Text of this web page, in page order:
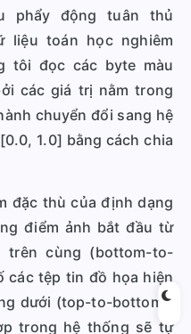
phẩy động tuân thủ
liệu toán học nghiêm
tôi đọc các byte màu
các giá trị nằm trong
chuyển đổi sang hệ
1.0] bằng cách chia
đặc thù của định dạng
điểm ảnh bắt đầu từ
trên cùng (bottom-to-
các tệp tin đồ họa hiện
dưới (top-to-bottom).
trong hệ thống sẽ tự